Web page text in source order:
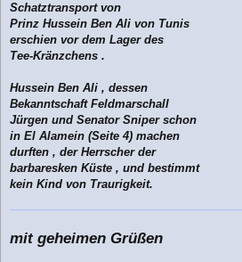
Schatztransport von
Prinz Hussein Ben Ali von Tunis
erschien vor dem Lager des
Tee-Kränzchens .
Hussein Ben Ali , dessen
Bekanntschaft Feldmarschall
Jürgen und Senator Sniper schon
in El Alamein (Seite 4) machen
durften , der Herrscher der
barbaresken Küste , und bestimmt
kein Kind von Traurigkeit.
mit geheimen Grüßen